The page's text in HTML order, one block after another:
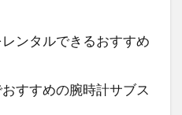
ンタルできるおすすめ
すすめの腕時計サブス